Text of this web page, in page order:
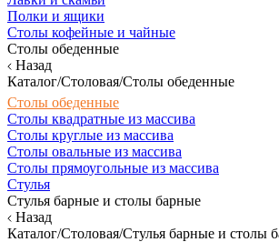
Полки и ящики
Столы кофейные и чайные
Столы обеденные
Назад
Каталог/Столовая/Столы обеденные
Столы обеденные
Столы квадратные из массива
Столы круглые из массива
Столы овальные из массива
Столы прямоугольные из массива
Стулья
Стулья барные и столы барные
Назад
Каталог/Столовая/Стулья барные и столы